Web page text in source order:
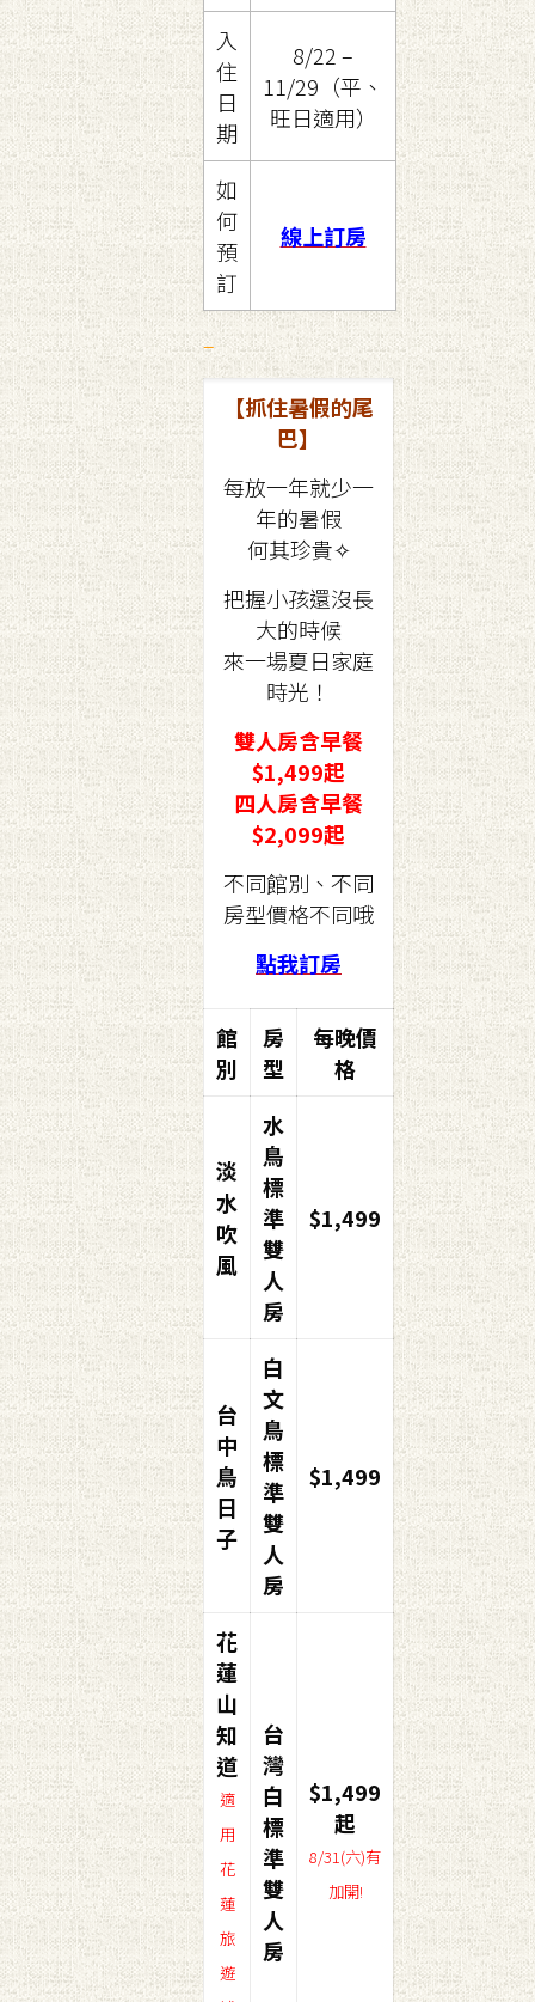
入
住
日
期
8/22 –
11/29（平、
旺日適用）
如
何
預
訂
線上訂房
–
【抓住暑假的尾
巴】
每放一年就少一
年的暑假
何其珍貴✧
把握小孩還沒長
大的時候
來一場夏日家庭
時光！
雙人房含早餐
$1,499起
四人房含早餐
$2,099起
不同館別、不同
房型價格不同哦
點我訂房
館
別
房
型
每晚價
格
淡
水
吹
風
水
鳥
標
準
雙
人
房
$1,499
台
中
鳥
日
子
白
文
鳥
標
準
雙
人
房
$1,499
花
蓮
山
知
道
適
用
花
蓮
旅
遊
台
灣
白
標
準
雙
人
房
$1,499
起
8/31(六)有
加開!